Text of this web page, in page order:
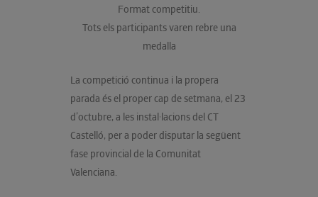
Format competitiu.
Tots els participants varen rebre una
medalla
La competició continua i la propera
parada és el proper cap de setmana, el 23
d’octubre, a les instal·lacions del CT
Castelló, per a poder disputar la següent
fase provincial de la Comunitat
Valenciana.